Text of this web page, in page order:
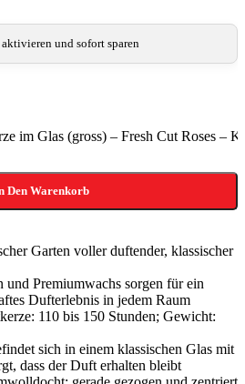
und sofort sparen
im Glas (gross) – Fresh Cut Roses –
Den Warenkorb
Garten voller duftender, klassischer
und Premiumwachs sorgen für ein
Dufterlebnis in jedem Raum
110 bis 150 Stunden; Gewicht:
sich in einem klassischen Glas mit
dass der Duft erhalten bleibt